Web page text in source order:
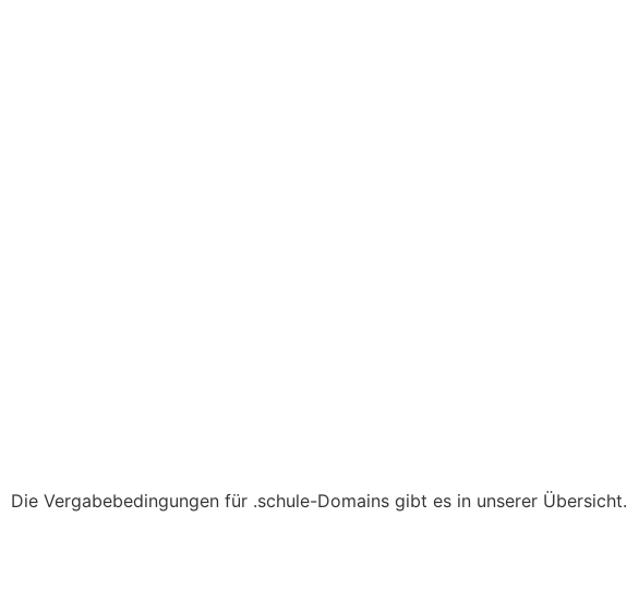
Die Vergabebedingungen für .schule-Domains gibt es in unserer Übersicht.